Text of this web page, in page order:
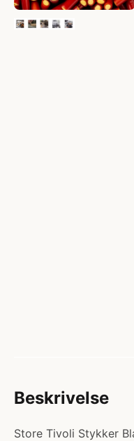
Beskrivelse
Store Tivoli Stykker